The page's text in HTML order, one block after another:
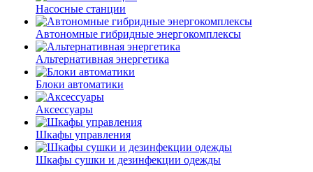
Насосные станции
Автономные гибридные энергокомплексы
Альтернативная энергетика
Блоки автоматики
Аксессуары
Шкафы управления
Шкафы сушки и дезинфекции одежды